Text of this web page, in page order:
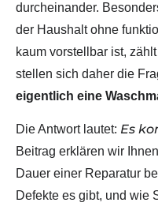
durcheinander.
der Haushalt ohne
kaum vorstellbar ist,
stellen sich daher die
eigentlich eine
Die Antwort lautet: Es
Beitrag erklären wir
Dauer einer Reparatur
Defekte es gibt, und wie